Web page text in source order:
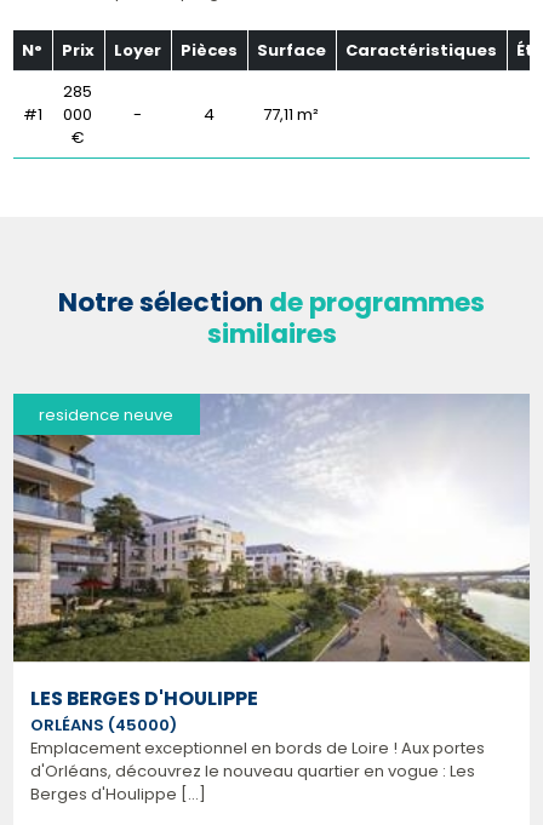
N° Prix Loyer Pièces Surface Caractéristiques
#1
285
000
€
- 4 77,11 m²
Notre sélection de programmes
similaires
residence neuve
LES BERGES D'HOULIPPE
ORLÉANS (45000)
Emplacement exceptionnel en bords de Loire ! Aux portes
d'Orléans, découvrez le nouveau quartier en vogue : Les
Berges d'Houlippe [...]